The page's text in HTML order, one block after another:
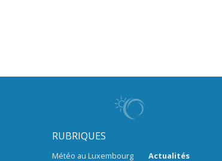
RUBRIQUES
Météo au Luxembourg Actualités